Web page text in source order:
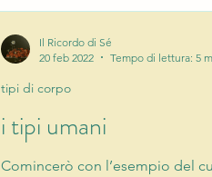
i tipi umani
Comincerò con l’esempio del
tipi di corpo
Il Ricordo di Sé
20 feb 2022
Tempo di lettura: 5